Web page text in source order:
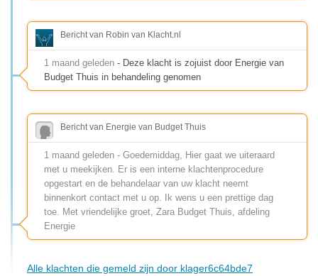
Bericht van Robin van Klacht.nl
1 maand geleden - Deze klacht is zojuist door Energie van
Budget Thuis in behandeling genomen
Bericht van Energie van Budget Thuis
1 maand geleden - Goedemiddag, Hier gaat we uiteraard
met u meekijken. Er is een interne klachtenprocedure
opgestart en de behandelaar van uw klacht neemt
binnenkort contact met u op. Ik wens u een prettige dag
toe. Met vriendelijke groet, Zara Budget Thuis, afdeling
Energie
Alle klachten die gemeld zijn door klager6c64bde7